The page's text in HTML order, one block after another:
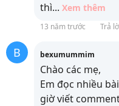
thì... Xem thêm
13 năm trước Trả
B bexumummim
Chào các mẹ,
Em đọc nhiều
giờ viết